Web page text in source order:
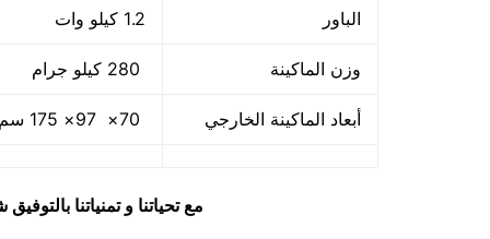
الباور 1.2 كيلو وات
وزن الماكينة
أبعاد الماكينة الخارجي
مع تحياتنا و تمنياتنا